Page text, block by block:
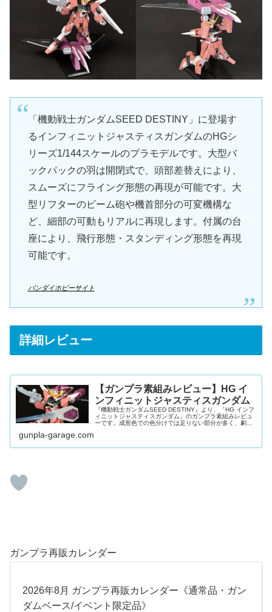
「機動戦士ガンダムSEED DESTINY」に登場す
るインフィニットジャスティスガンダムのHGシ
リーズ1/144スケールのプラモデルです。大型バ
ックパックの羽は開閉式で、頭部差替えにより、
スムーズにフライング形態の再現が可能です。大
型リフターのビーム砲や機首部分の可変機構な
ど、細部の可動もリアルに再現します。付属の台
座により、飛行形態・スタンディング形態を再現
可能です。
バンダイホビーサイト
詳細レビュー
【ガンプラ素組みレビュー】HG イ
ンフィニットジャスティスガンダム
『機動戦士ガンダムSEED DESTINY』より、「HG インフ
ィニットジャスティスガンダム」のガンプラ素組みレビュ
ーです。成形色での色分けでは足りない部分が多く、劇中
gunpla-garage.com
ガンプラ再販カレンダー
2026年8月 ガンプラ再販カレンダー《通常品・ガン
ダムベース/イベント限定品》